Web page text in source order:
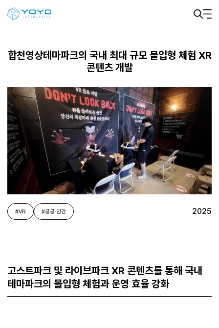
합천영상테마파크의 국내 최대 규모 몰입형 체험 XR
콘텐츠 개발
#VR #공공·민간 2025
고스트파크 및 라이브파크 XR 콘텐츠를 통해 국내
테마파크의 몰입형 체험과 운영 효율 강화